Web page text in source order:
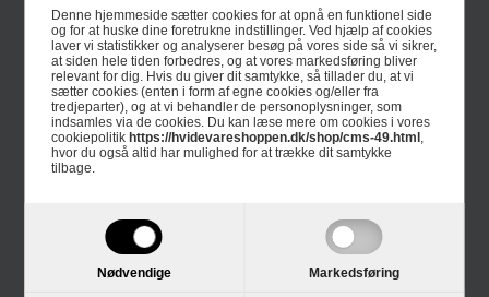
Denne hjemmeside sætter cookies for at opnå en funktionel side
og for at huske dine foretrukne indstillinger. Ved hjælp af cookies
laver vi statistikker og analyserer besøg på vores side så vi sikrer,
at siden hele tiden forbedres, og at vores markedsføring bliver
relevant for dig. Hvis du giver dit samtykke, så tillader du, at vi
sætter cookies (enten i form af egne cookies og/eller fra
tredjeparter), og at vi behandler de personoplysninger, som
indsamles via de cookies. Du kan læse mere om cookies i vores
cookiepolitikhttps://hvidevareshoppen.dk/shop/cms-49.html
hvor du også altid har mulighed for at trække dit samtykke
tilbage.
Nødvendige Markedsføring
Informationer
Om Hvidevareshoppen.dk